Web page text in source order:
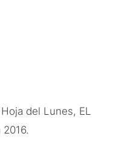
del Lunes, EL